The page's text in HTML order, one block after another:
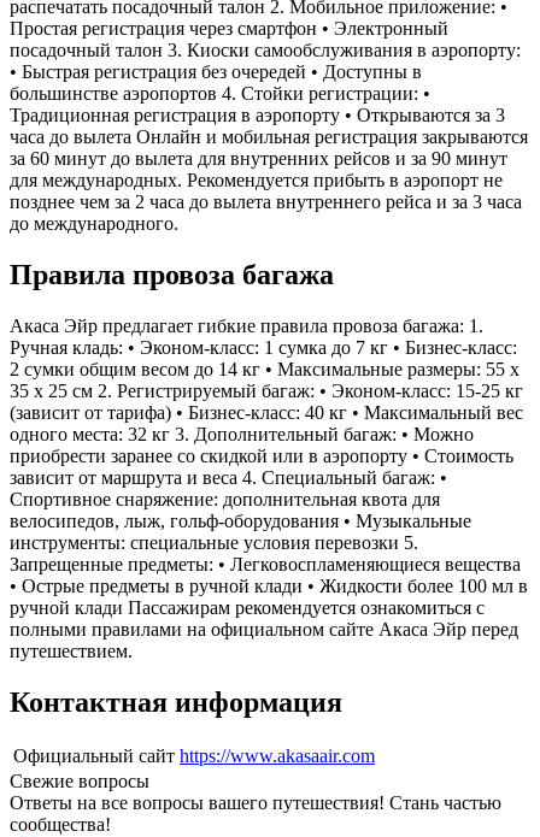
распечатать посадочный талон 2. Мобильное приложение: •
Простая регистрация через смартфон • Электронный
посадочный талон 3. Киоски самообслуживания в аэропорту:
• Быстрая регистрация без очередей • Доступны в
большинстве аэропортов 4. Стойки регистрации: •
Традиционная регистрация в аэропорту • Открываются за 3
часа до вылета Онлайн и мобильная регистрация закрываются
за 60 минут до вылета для внутренних рейсов и за 90 минут
для международных. Рекомендуется прибыть в аэропорт не
позднее чем за 2 часа до вылета внутреннего рейса и за 3 часа
до международного.
Правила провоза багажа
Акаса Эйр предлагает гибкие правила провоза багажа: 1.
Ручная кладь: • Эконом-класс: 1 сумка до 7 кг • Бизнес-класс:
2 сумки общим весом до 14 кг • Максимальные размеры: 55 x
35 x 25 см 2. Регистрируемый багаж: • Эконом-класс: 15-25 кг
(зависит от тарифа) • Бизнес-класс: 40 кг • Максимальный вес
одного места: 32 кг 3. Дополнительный багаж: • Можно
приобрести заранее со скидкой или в аэропорту • Стоимость
зависит от маршрута и веса 4. Специальный багаж: •
Спортивное снаряжение: дополнительная квота для
велосипедов, лыж, гольф-оборудования • Музыкальные
инструменты: специальные условия перевозки 5.
Запрещенные предметы: • Легковоспламеняющиеся вещества
• Острые предметы в ручной клади • Жидкости более 100 мл в
ручной клади Пассажирам рекомендуется ознакомиться с
полными правилами на официальном сайте Акаса Эйр перед
путешествием.
Контактная информация
Официальный сайт https://www.akasaair.com
Свежие вопросы
Ответы на все вопросы вашего путешествия! Стань частью
сообщества!